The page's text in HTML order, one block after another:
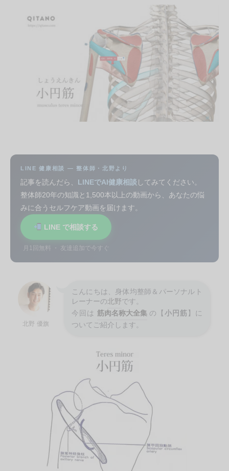
LINE 健康相談 — 整体師・北野より
記事を読んだら、 LINEでAI健康相談 してみてください。
整体師20年の知識と1,500本以上の動画から、あなたの悩
みに合うセルフケア動画を届けます。
LINE で相談する
月1回無料 ・ 友達追加で今すぐ
北野 優旗
こんにちは、身体均整師＆パーソナルト
レーナーの北野です。
今回は 筋肉名称大全集の【小円筋】に
ついてご紹介します。